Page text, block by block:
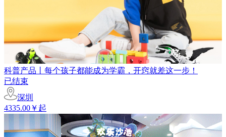
科普产品丨每个孩子都能成为学霸，开窍就差这一步！
已结束
深圳
4335.00￥起